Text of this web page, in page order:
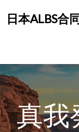
日本ALBS合
真我